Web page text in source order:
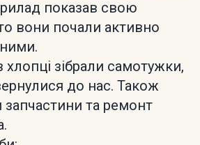
показав свою
вони почали активно
хлопці зібрали самотужки,
до нас. Також
запчастини та ремонт